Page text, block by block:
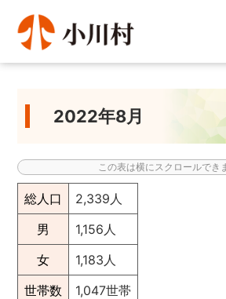
2022年8月
総人口
2,339人
男
1,156人
女
1,183人
世帯数
1,047世帯